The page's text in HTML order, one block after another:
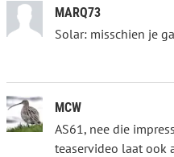
MARQ73
Solar: misschien je
MCW
AS61, nee die
teaservideo laat ook